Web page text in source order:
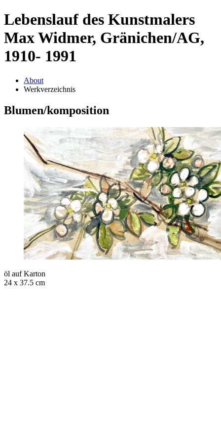
Lebenslauf des Kunstmalers
Max Widmer, Gränichen/AG,
1910- 1991
About
Werkverzeichnis
Blumen/komposition
öl auf Karton
24 x 37.5 cm